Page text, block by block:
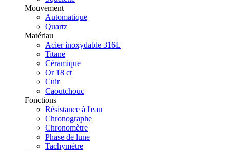
Mouvement
Automatique
Quartz
Matériau
Acier inoxydable 316L
Titane
Céramique
Or 18 ct
Cuir
Caoutchouc
Fonctions
Résistance à l'eau
Chronographe
Chronomètre
Phase de lune
Tachymètre